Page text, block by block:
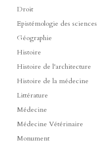
Droit
Epistémologie des sciences
Géographie
Histoire
Histoire de l'architecture
Histoire de la médecine
Littérature
Médecine
Médecine Vétérinaire
Monument